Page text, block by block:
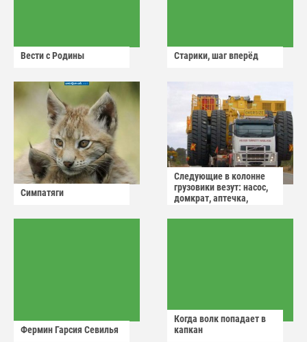
Вести с Родины Старики, шаг вперёд
Симпатяги
Следующие в колонне
грузовики везут: насос,
домкрат, аптечка,
Фермин Гарсия Севилья
Когда волк попадает в
капкан